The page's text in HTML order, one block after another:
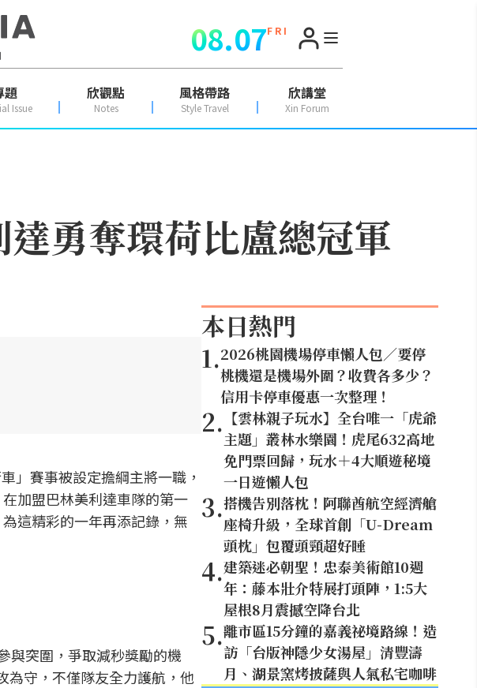
08.07F R I
題
Issue
欣觀點
Notes
風格帶路
Style Travel
欣講堂
Xin Forum
勇奪環荷比盧總冠軍
」賽事被設定擔綱主將一職，
加盟巴林美利達車隊的第一
這精彩的一年再添記錄，無
與突圍，爭取減秒獎勵的機
為守，不僅隊友全力護航，他
本日熱門
1.2026桃園機場停車懶人包／要停
桃機還是機場外圍？收費各多少？
信用卡停車優惠一次整理！
2. 【雲林親子玩水】全台唯一「虎爺
主題」叢林水樂園！虎尾632高地
免門票回歸，玩水＋4大順遊秘境
一日遊懶人包
3.搭機告別落枕！阿聯酋航空經濟艙
座椅升級，全球首創「U-Dream
頭枕」包覆頭頸超好睡
4.建築迷必朝聖！忠泰美術館10週
年：藤本壯介特展打頭陣，1:5大
屋根8月震撼空降台北
5.離市區15分鐘的嘉義祕境路線！造
訪「台版神隱少女湯屋」清豐濤
月、湖景窯烤披薩與人氣私宅咖啡